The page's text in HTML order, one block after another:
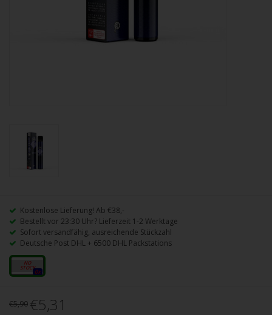
Kostenlose Lieferung! Ab €38,-
Bestellt vor 23:30 Uhr? Lieferzeit 1-2 Werktage
Sofort versandfähig, ausreichende Stückzahl
Deutsche Post DHL + 6500 DHL Packstations
0mg
0x
€5,90 €5,31